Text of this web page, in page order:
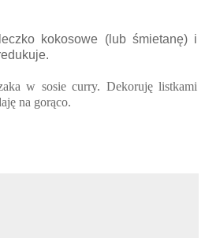
kokosowe (lub śmietanę) i
w sosie curry. Dekoruję listkami
na gorąco.